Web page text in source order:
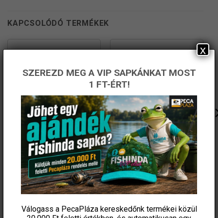
KAPCSOLÓDÓ TERMÉKEK
Csalihalfogó Háló
4 990Ft
PecaPláza
Ennek
Horogszabadító Fém,
Kétoldalas
790Ft
PecaPláza
Ennek
SZEREZD MEG A VIP SAPKÁNKAT MOST
1 FT-ÉRT!
Válogass a PecaPláza kereskedőnk termékei közül
x